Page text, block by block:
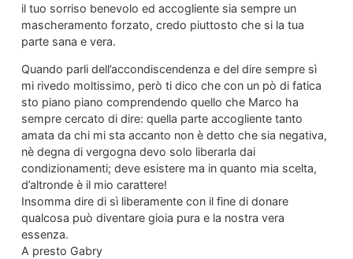
il tuo sorriso benevolo ed accogliente sia sempre un
mascheramento forzato, credo piuttosto che si la tua
parte sana e vera.
Quando parli dell’accondiscendenza e del dire sempre sì
mi rivedo moltissimo, però ti dico che con un pò di fatica
sto piano piano comprendendo quello che Marco ha
sempre cercato di dire: quella parte accogliente tanto
amata da chi mi sta accanto non è detto che sia negativa,
nè degna di vergogna devo solo liberarla dai
condizionamenti; deve esistere ma in quanto mia scelta,
d’altronde è il mio carattere!
Insomma dire di sì liberamente con il fine di donare
qualcosa può diventare gioia pura e la nostra vera
essenza.
A presto Gabry